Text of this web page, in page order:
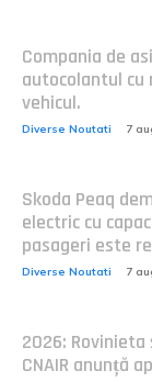
Compania de
autocolantul cu
vehicul.
Diverse Noutati 7
Skoda Peaq
electric cu
pasageri este
Diverse Noutati 7
2026:
CNAIR anunță